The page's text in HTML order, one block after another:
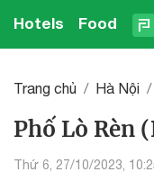
Hotels Food
Trang chủ Hà Nội
Phố Lò Rèn
Thứ 6, 27/10/2023,